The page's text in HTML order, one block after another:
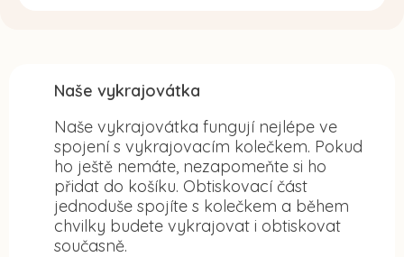
Naše vykrajovátka
Naše vykrajovátka fungují nejlépe ve
spojení s vykrajovacím kolečkem. Pokud
ho ještě nemáte, nezapomeňte si ho
přidat do košíku. Obtiskovací část
jednoduše spojíte s kolečkem a během
chvilky budete vykrajovat i obtiskovat
současně.